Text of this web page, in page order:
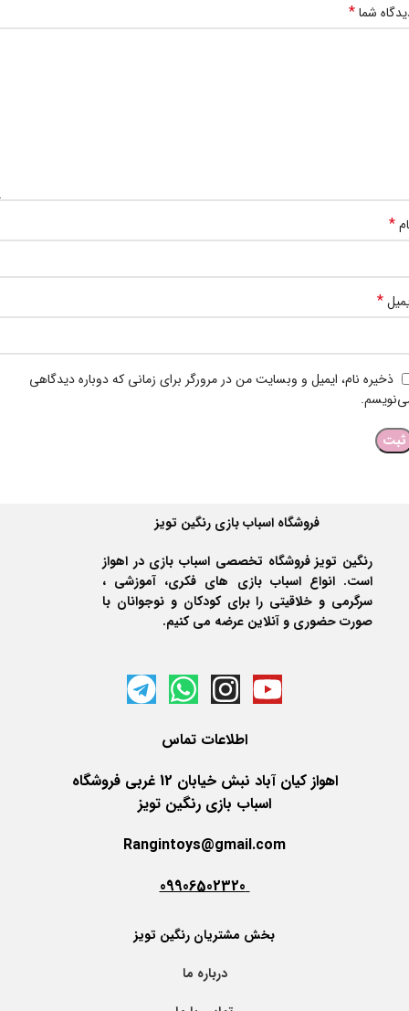
شما*
*
*
ذخیره نام، ایمیل و وبسایت من در مرورگر برای زمانی که دوباره دیدگاهی
فروشگاه اسباب بازی رنگین تویز
رنگین تویز فروشگاه تخصصی اسباب بازی در اهواز
است. انواع اسباب بازی های فکری، آموزشی ،
سرگرمی و خلاقیتی را برای کودکان و نوجوانان با
صورت حضوری و آنلاین عرضه می کنیم.
اطلاعات تماس
اهواز کیان آباد نبش خیابان 12 غربی فروشگاه
اسباب بازی رنگین تویز
Rangintoys@gmail.com
09906502320
بخش مشتریان رنگین تویز
درباره ما